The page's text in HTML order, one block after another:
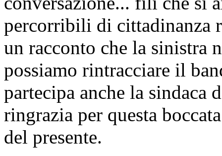
percorribili di cittadinanza
un racconto che la sinistra
possiamo rintracciare il
partecipa anche la
ringrazia per questa
del presente.